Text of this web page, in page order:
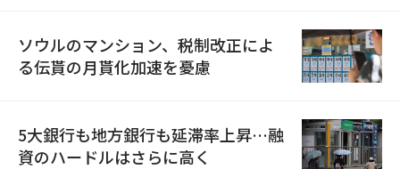
ソウルのマンション、税制改正によ
る伝貰の月貰化加速を憂慮
5大銀行も地方銀行も延滞率上昇…融
資のハードルはさらに高く